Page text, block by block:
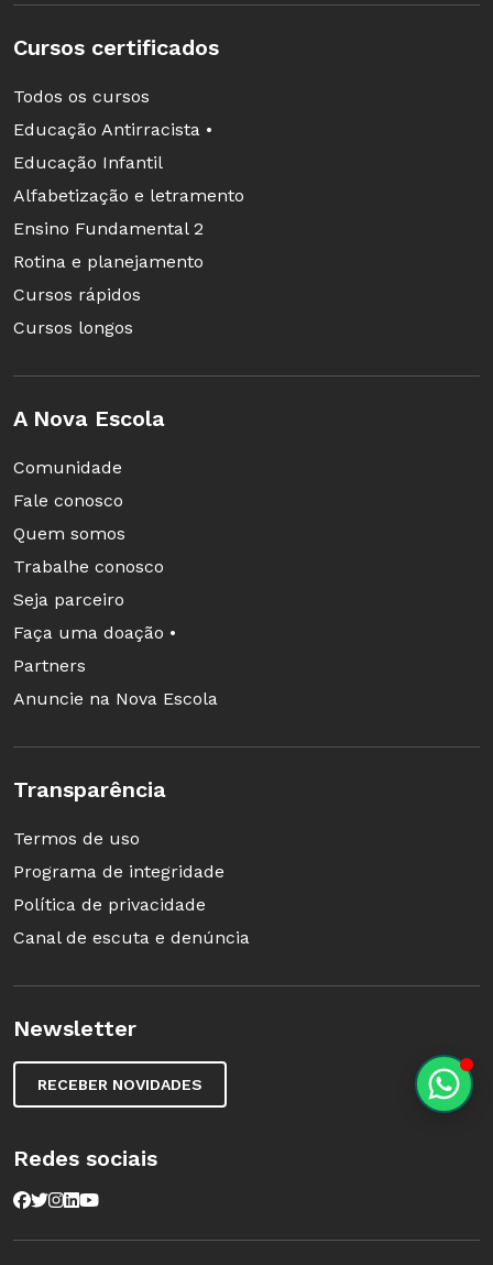
Cursos certificados
Todos os cursos
Educação Antirracista •
Educação Infantil
Alfabetização e letramento
Ensino Fundamental 2
Rotina e planejamento
Cursos rápidos
Cursos longos
A Nova Escola
Comunidade
Fale conosco
Quem somos
Trabalhe conosco
Seja parceiro
Faça uma doação •
Partners
Anuncie na Nova Escola
Transparência
Termos de uso
Programa de integridade
Política de privacidade
Canal de escuta e denúncia
Newsletter
RECEBER NOVIDADES
Redes sociais